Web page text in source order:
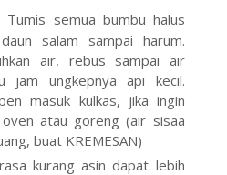
semua bumbu halus
salam sampai harum.
air, rebus sampai air
jam ungkepnya api kecil.
masuk kulkas, jika ingin
atau goreng (air sisaa
buat KREMESAN)
kurang asin dapat lebih